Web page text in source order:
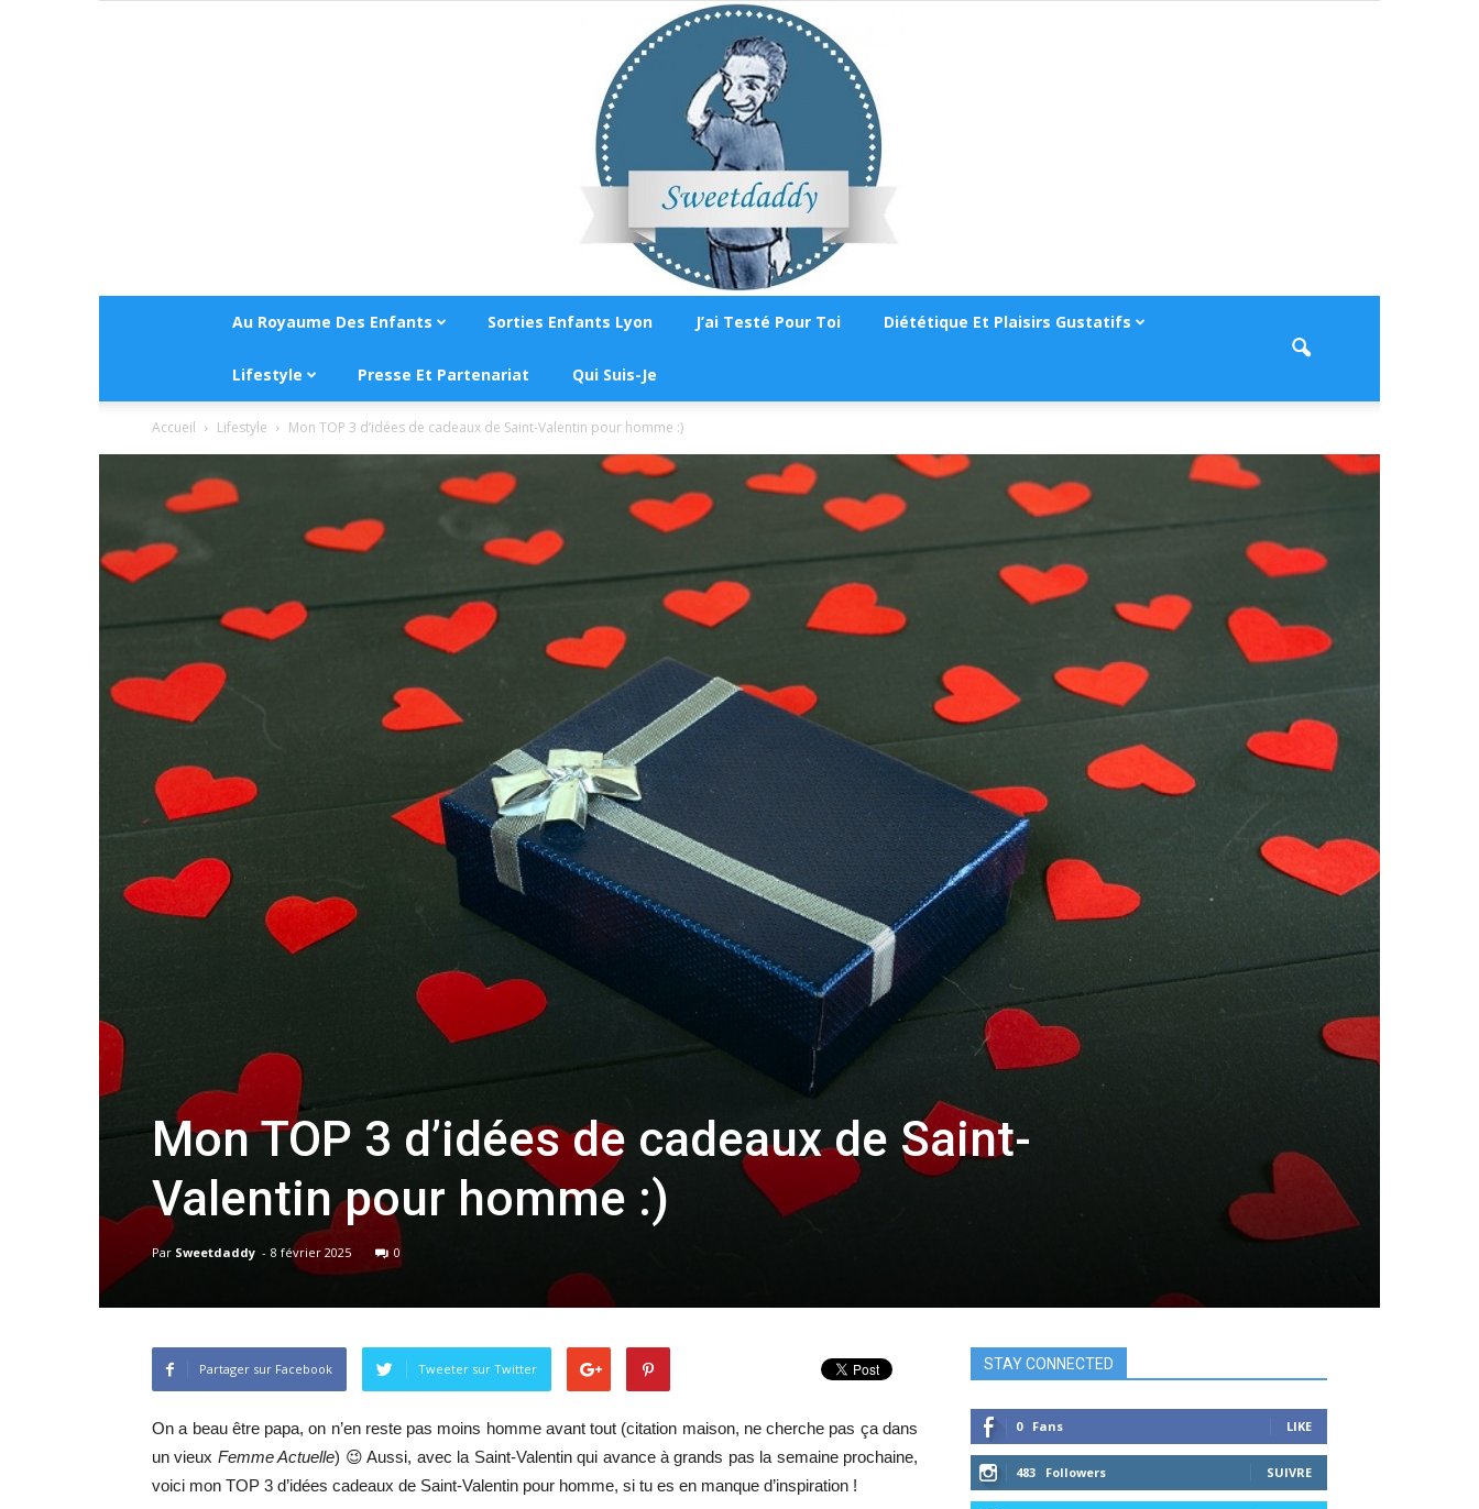
Au Royaume Des Enfants Sorties Enfants Lyon J’ai Testé Pour Toi Diététique Et Plaisirs Gustatifs
Lifestyle Presse Et Partenariat Qui Suis-Je
Accueil Lifestyle Mon TOP 3 d’idées de cadeaux de Saint-Valentin pour homme :)
Mon TOP 3 d’idées de cadeaux de Saint-
Valentin pour homme :)
Par Sweetdaddy - 8 février 2025 0
Partager sur Facebook Tweeter sur Twitter
On a beau être papa, on n’en reste pas moins homme avant tout (citation maison, ne cherche pas ça dans
un vieux Femme Actuelle) 😉 Aussi, avec la Saint-Valentin qui avance à grands pas la semaine prochaine,
voici mon TOP 3 d’idées cadeaux de Saint-Valentin pour homme, si tu es en manque d’inspiration !
STAY CONNECTED
0 Fans LIKE
483 Followers SUIVRE